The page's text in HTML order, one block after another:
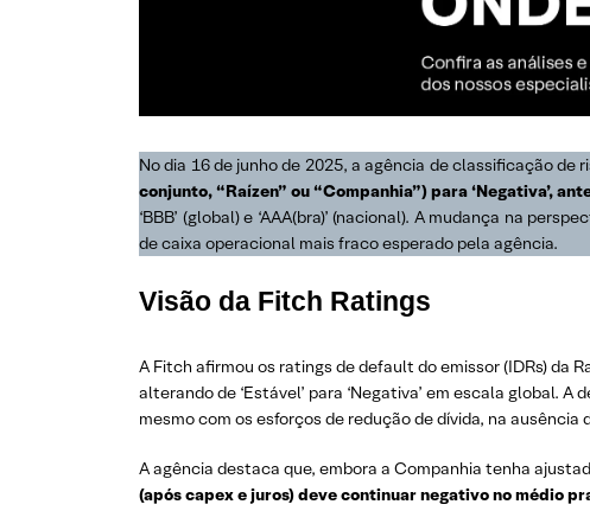
No dia 16 de junho de 2025, a agência de classificação de
conjunto, “Raízen” ou “Companhia”) para ‘Negativa’, ante
‘BBB’ (global) e ‘AAA(bra)’ (nacional). A mudança na
de caixa operacional mais fraco esperado pela agência.
Visão da Fitch Ratings
A Fitch afirmou os ratings de default do emissor (IDRs) da
alterando de ‘Estável’ para ‘Negativa’ em escala global.
mesmo com os esforços de redução de dívida, na
A agência destaca que, embora a Companhia tenha
(após capex e juros) deve continuar negativo no médio